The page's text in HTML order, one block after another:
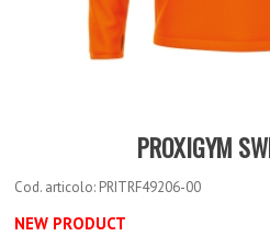
PROXIGYM
Cod. articolo: PRITRF49206-00
NEW PRODUCT